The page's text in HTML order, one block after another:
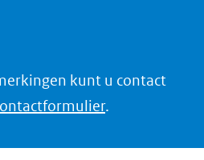
kunt u contact
.